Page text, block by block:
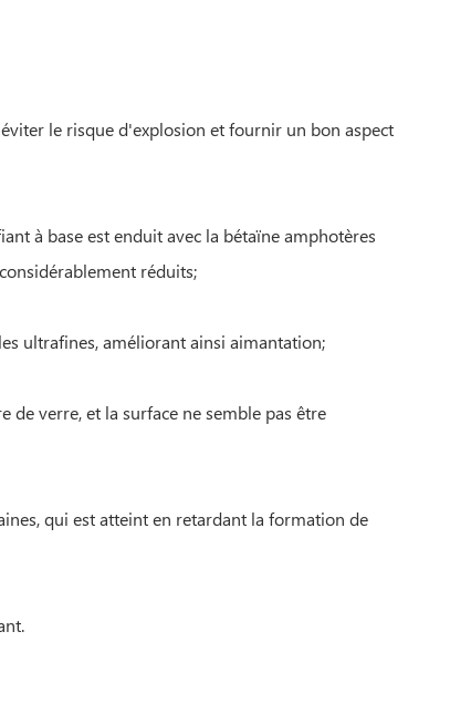
le risque d'explosion et fournir un bon aspect
à base est enduit avec la bétaïne amphotères
réduits;
ultrafines, améliorant ainsi aimantation;
verre, et la surface ne semble pas être
qui est atteint en retardant la formation de